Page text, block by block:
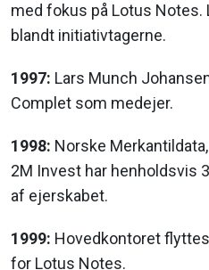
med fokus på Lotus Notes.
blandt initiativtagerne.
1997: Lars Munch
Complet som medejer.
1998: Norske
2M Invest har henholdsvis
af ejerskabet.
1999: Hovedkontoret
for Lotus Notes.